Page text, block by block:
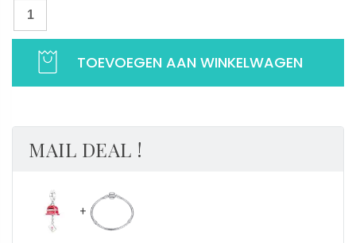
Bedel brievenbus liefde | You've got mail | 925 Sterling Zilver aantal
TOEVOEGEN AAN WINKELWAGEN
MAIL DEAL !